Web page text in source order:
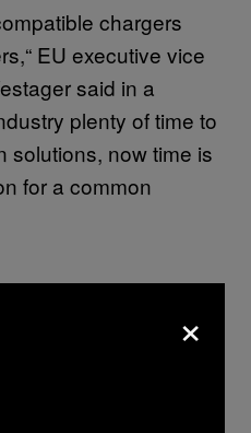
chargers
EU executive vice
said in a
plenty of time to
solutions, now time is
for a common
×